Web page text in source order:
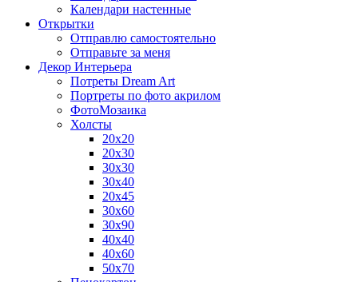
Календари настенные
Открытки
Отправлю самостоятельно
Отправьте за меня
Декор Интерьера
Потреты Dream Art
Портреты по фото акрилом
ФотоМозаика
Холсты
20х20
20х30
30х30
30х40
20х45
30х60
30х90
40х40
40х60
50х70